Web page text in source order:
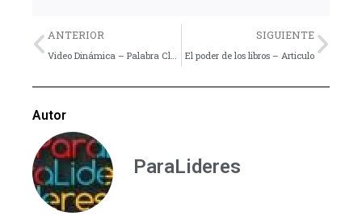
Previo
ANTERIOR
Video Dinámica – Palabra Clave
SIGUIENTE
El poder de los libros – Articulo
Autor
ParaLideres